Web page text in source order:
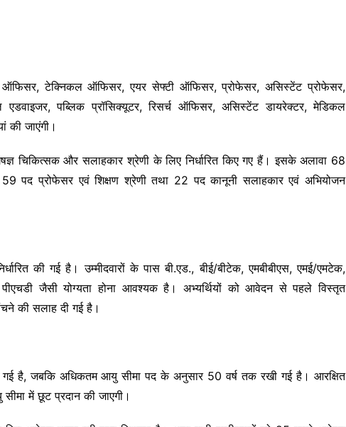
ऑफिसर, टेक्निकल ऑफिसर, एयर सेफ्टी ऑफिसर, प्रोफेसर, असिस्टेंट प्रोफेसर,
एडवाइजर, पब्लिक प्रॉसिक्यूटर, रिसर्च ऑफिसर, असिस्टेंट डायरेक्टर, मेडिकल
की जाएंगी।
चिकित्सक और सलाहकार श्रेणी के लिए निर्धारित किए गए हैं। इसके अलावा 68
पद प्रोफेसर एवं शिक्षण श्रेणी तथा 22 पद कानूनी सलाहकार एवं अभियोजन
की गई है। उम्मीदवारों के पास बी.एड., बीई/बीटेक, एमबीबीएस, एमई/एमटेक,
पीएचडी जैसी योग्यता होना आवश्यक है। अभ्यर्थियों को आवेदन से पहले विस्तृत
की सलाह दी गई है।
गई है, जबकि अधिकतम आयु सीमा पद के अनुसार 50 वर्ष तक रखी गई है। आरक्षित
में छूट प्रदान की जाएगी।